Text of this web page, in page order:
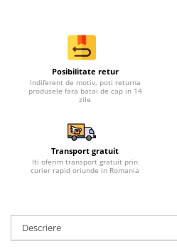
Posibilitate retur
Indiferent de motiv, poti returna
produsele fara batai de cap in 14
zile
Transport gratuit
Iti oferim transport gratuit prin
curier rapid oriunde in Romania
Descriere